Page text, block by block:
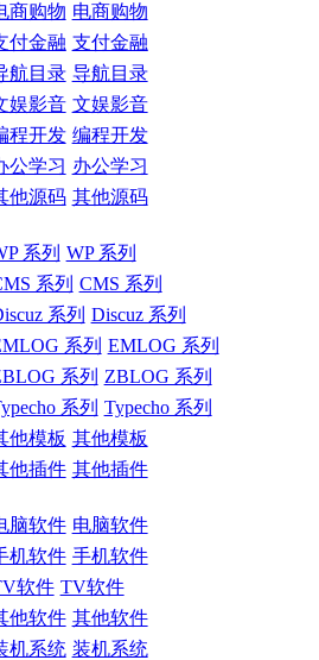
电商购物
支付金融
导航目录
文娱影音
编程开发
办公学习
其他源码
WP 系列
CMS 系列
Discuz 系列
EMLOG 系列
ZBLOG 系列
Typecho 系列
其他模板
其他插件
电脑软件
手机软件
TV软件
其他软件
装机系统